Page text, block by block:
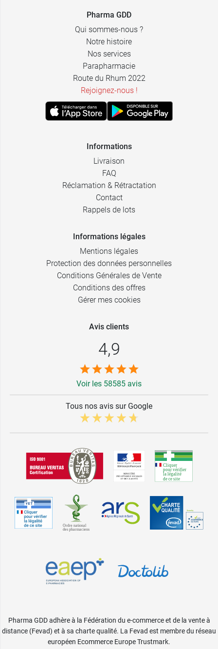
Pharma GDD
Qui sommes-nous ?
Notre histoire
Nos services
Parapharmacie
Route du Rhum 2022
Rejoignez-nous !
Informations
Livraison
FAQ
Réclamation & Rétractation
Contact
Rappels de lots
Informations légales
Mentions légales
Protection des données personnelles
Conditions Générales de Vente
Conditions des offres
Gérer mes cookies
Avis clients
4,9
Voir les 58585 avis
Tous nos avis sur Google
Pharma GDD adhère à la Fédération du e-commerce et de la vente à
distance (Fevad) et à sa charte qualité. La Fevad est membre du réseau
européen Ecommerce Europe Trustmark.